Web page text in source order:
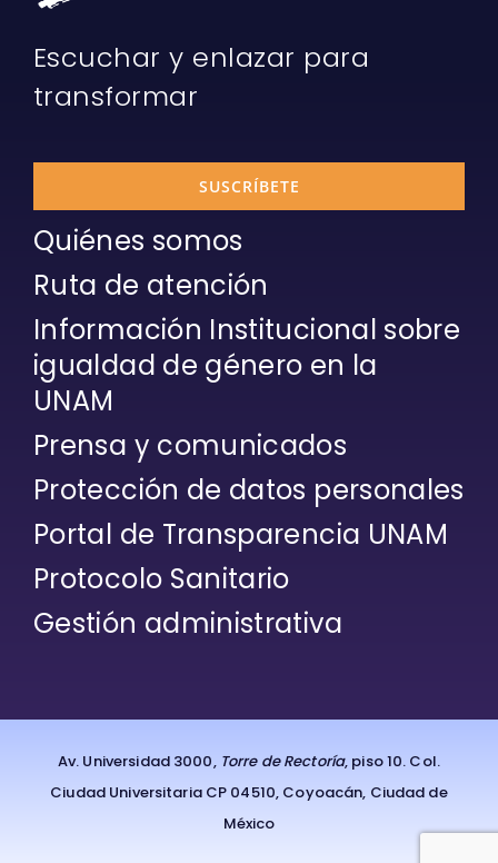
Escuchar y enlazar para
transformar
SUSCRÍBETE
Quiénes somos
Ruta de atención
Información Institucional sobre
igualdad de género en la
UNAM
Prensa y comunicados
Protección de datos personales
Portal de Transparencia UNAM
Protocolo Sanitario
Gestión administrativa
Av. Universidad 3000, Torre de Rectoría, piso 10. Col.
Ciudad Universitaria CP 04510, Coyoacán, Ciudad de
México